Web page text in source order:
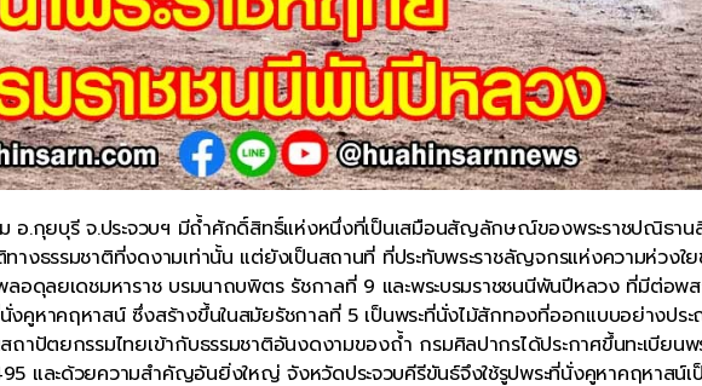
อ.กุยบุรี จ.ประจวบฯ มีถ้ำศักดิ์สิทธิ์แห่งหนึ่งที่เป็นเสมือนสัญลักษณ์ของพระราชปณิธาน
างธรรมชาติที่งดงามเท่านั้น แต่ยังเป็นสถานที่ ที่ประทับพระราชลัญจกรแห่งความห่วงใ
ลอดุลยเดชมหาราช บรมนาถบพิตร รัชกาลที่ 9 และพระบรมราชชนนีพันปีหลวง ที่มีต่อพ
งคูหาคฤหาสน์ ซึ่งสร้างขึ้นในสมัยรัชกาลที่ 5 เป็นพระที่นั่งไม้สักทองที่ออกแบบอย่างปร
ถาปัตยกรรมไทยเข้ากับธรรมชาติอันงดงามของถ้ำ กรมศิลปากรได้ประกาศขึ้นทะเบียนพ
และด้วยความสำคัญอันยิ่งใหญ่ จังหวัดประจวบคีรีขันธ์จึงใช้รูปพระที่นั่งคูหาคฤหาสน์เ